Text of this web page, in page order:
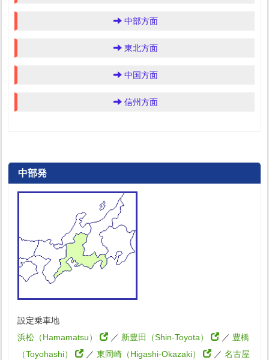
中部方面
東北方面
中国方面
信州方面
中部発
設定乗車地
浜松（Hamamatsu）
／ 新豊田（Shin-Toyota） ／ 豊橋
（Toyohashi）
／ 東岡崎（Higashi-Okazaki） ／ 名古屋